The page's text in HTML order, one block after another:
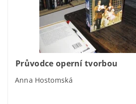
Průvodce operní tvorbou
Anna Hostomská